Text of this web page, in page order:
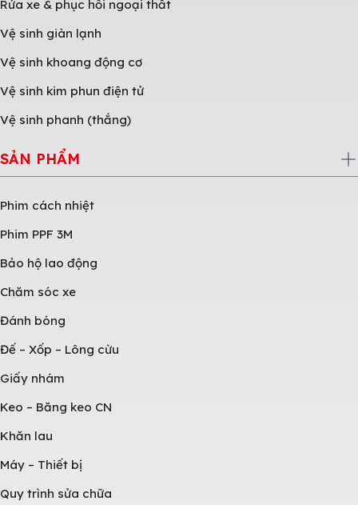
Rửa xe & phục hồi ngoại thất
Vệ sinh giàn lạnh
Vệ sinh khoang động cơ
Vệ sinh kim phun điện tử
Vệ sinh phanh (thắng)
SẢN PHẨM
Phim cách nhiệt
Phim PPF 3M
Bảo hộ lao động
Chăm sóc xe
Đánh bóng
Đế – Xốp – Lông cừu
Giấy nhám
Keo – Băng keo CN
Khăn lau
Máy – Thiết bị
Quy trình sửa chữa